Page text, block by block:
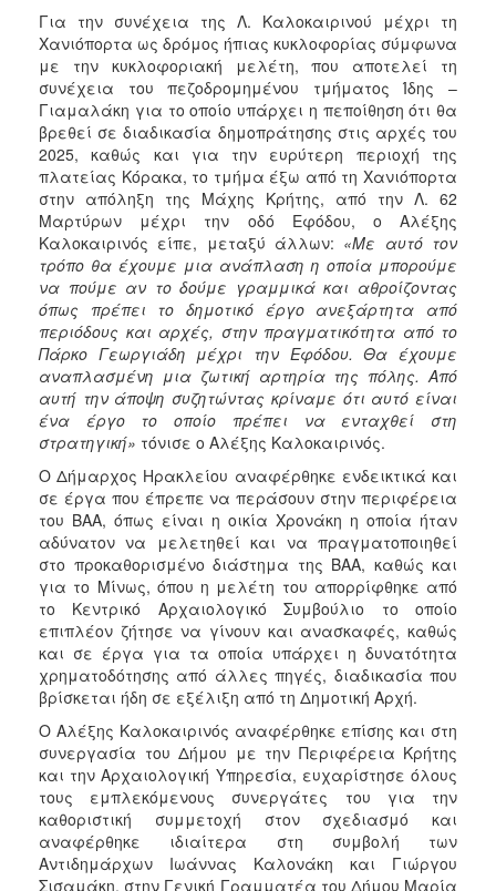
Για την συνέχεια της Λ. Καλοκαιρινού μέχρι τη
Χανιόπορτα ως δρόμος ήπιας κυκλοφορίας σύμφωνα
με την κυκλοφοριακή μελέτη, που αποτελεί τη
συνέχεια του πεζοδρομημένου τμήματος Ίδης –
Γιαμαλάκη για το οποίο υπάρχει η πεποίθηση ότι θα
βρεθεί σε διαδικασία δημοπράτησης στις αρχές του
2025, καθώς και για την ευρύτερη περιοχή της
πλατείας Κόρακα, το τμήμα έξω από τη Χανιόπορτα
στην απόληξη της Μάχης Κρήτης, από την Λ. 62
Μαρτύρων μέχρι την οδό Εφόδου, ο Αλέξης
Καλοκαιρινός είπε, μεταξύ άλλων: «Με αυτό τον
τρόπο θα έχουμε μια ανάπλαση η οποία μπορούμε
να πούμε αν το δούμε γραμμικά και αθροίζοντας
όπως πρέπει το δημοτικό έργο ανεξάρτητα από
περιόδους και αρχές, στην πραγματικότητα από το
Πάρκο Γεωργιάδη μέχρι την Εφόδου. Θα έχουμε
αναπλασμένη μια ζωτική αρτηρία της πόλης. Από
αυτή την άποψη συζητώντας κρίναμε ότι αυτό είναι
ένα έργο το οποίο πρέπει να ενταχθεί στη
στρατηγική» τόνισε ο Αλέξης Καλοκαιρινός.
Ο Δήμαρχος Ηρακλείου αναφέρθηκε ενδεικτικά και
σε έργα που έπρεπε να περάσουν στην περιφέρεια
του ΒΑΑ, όπως είναι η οικία Χρονάκη η οποία ήταν
αδύνατον να μελετηθεί και να πραγματοποιηθεί
στο προκαθορισμένο διάστημα της ΒΑΑ, καθώς και
για το Μίνως, όπου η μελέτη του απορρίφθηκε από
το Κεντρικό Αρχαιολογικό Συμβούλιο το οποίο
επιπλέον ζήτησε να γίνουν και ανασκαφές, καθώς
και σε έργα για τα οποία υπάρχει η δυνατότητα
χρηματοδότησης από άλλες πηγές, διαδικασία που
βρίσκεται ήδη σε εξέλιξη από τη Δημοτική Αρχή.
Ο Αλέξης Καλοκαιρινός αναφέρθηκε επίσης και στη
συνεργασία του Δήμου με την Περιφέρεια Κρήτης
και την Αρχαιολογική Υπηρεσία, ευχαρίστησε όλους
τους εμπλεκόμενους συνεργάτες του για την
καθοριστική συμμετοχή στον σχεδιασμό και
αναφέρθηκε ιδιαίτερα στη συμβολή των
Αντιδημάρχων Ιωάννας Καλονάκη και Γιώργου
Σισαμάκη, στην Γενική Γραμματέα του Δήμου Μαρία